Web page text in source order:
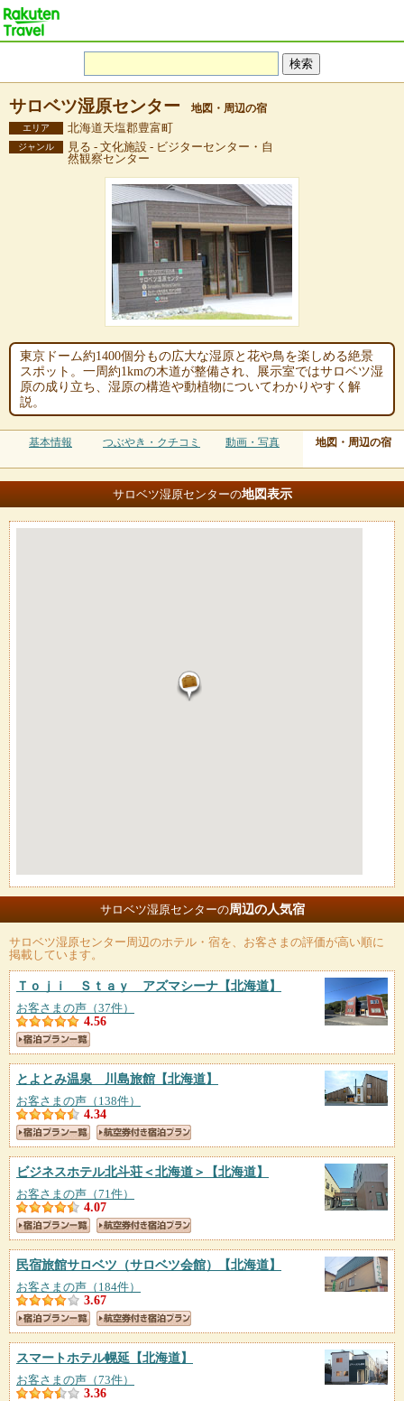
サロベツ湿原センター 地図・周辺の宿
エリア 北海道天塩郡豊富町
ジャンル
見る - 文化施設 - ビジターセンター・自
然観察センター
東京ドーム約1400個分もの広大な湿原と花や鳥を楽しめる絶景
スポット。一周約1kmの木道が整備され、展示室ではサロベツ湿
原の成り立ち、湿原の構造や動植物についてわかりやすく解
説。
基本情報 つぶやき・クチコミ 動画・写真 地図・周辺の宿
サロベツ湿原センターの地図表示
サロベツ湿原センターの周辺の人気宿
サロベツ湿原センター周辺のホテル・宿を、お客さまの評価が高い順に
掲載しています。
Ｔｏｊｉ Ｓｔａｙ アズマシーナ 【北海道】
お客さまの声（37件）
4.56
とよとみ温泉 川島旅館 【北海道】
お客さまの声（138件）
4.34
ビジネスホテル北斗荘＜北海道＞ 【北海道】
お客さまの声（71件）
4.07
民宿旅館サロベツ（サロベツ会館） 【北海道】
お客さまの声（184件）
3.67
スマートホテル幌延 【北海道】
お客さまの声（73件）
3.36